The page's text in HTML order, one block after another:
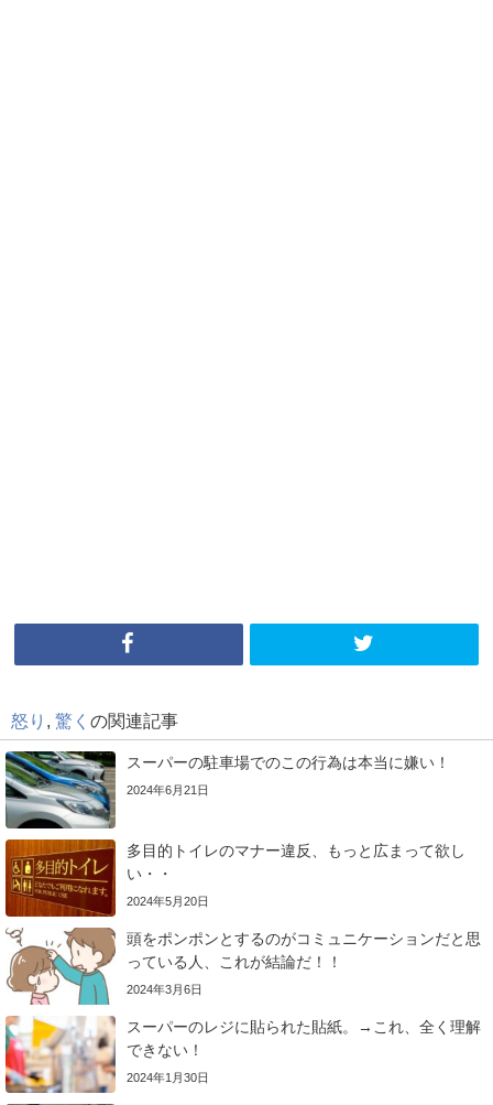
怒り 驚く の関連記事
スーパーの駐車場でのこの行為は本当に嫌い！
2024年6月21日
多目的トイレのマナー違反、もっと広まって欲し
い・・
2024年5月20日
頭をポンポンとするのがコミュニケーションだと思
っている人、これが結論だ！！
2024年3月6日
スーパーのレジに貼られた貼紙。→これ、全く理解
できない！
2024年1月30日